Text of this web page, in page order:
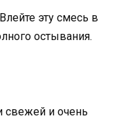
эту смесь в
остывания.
свежей и очень